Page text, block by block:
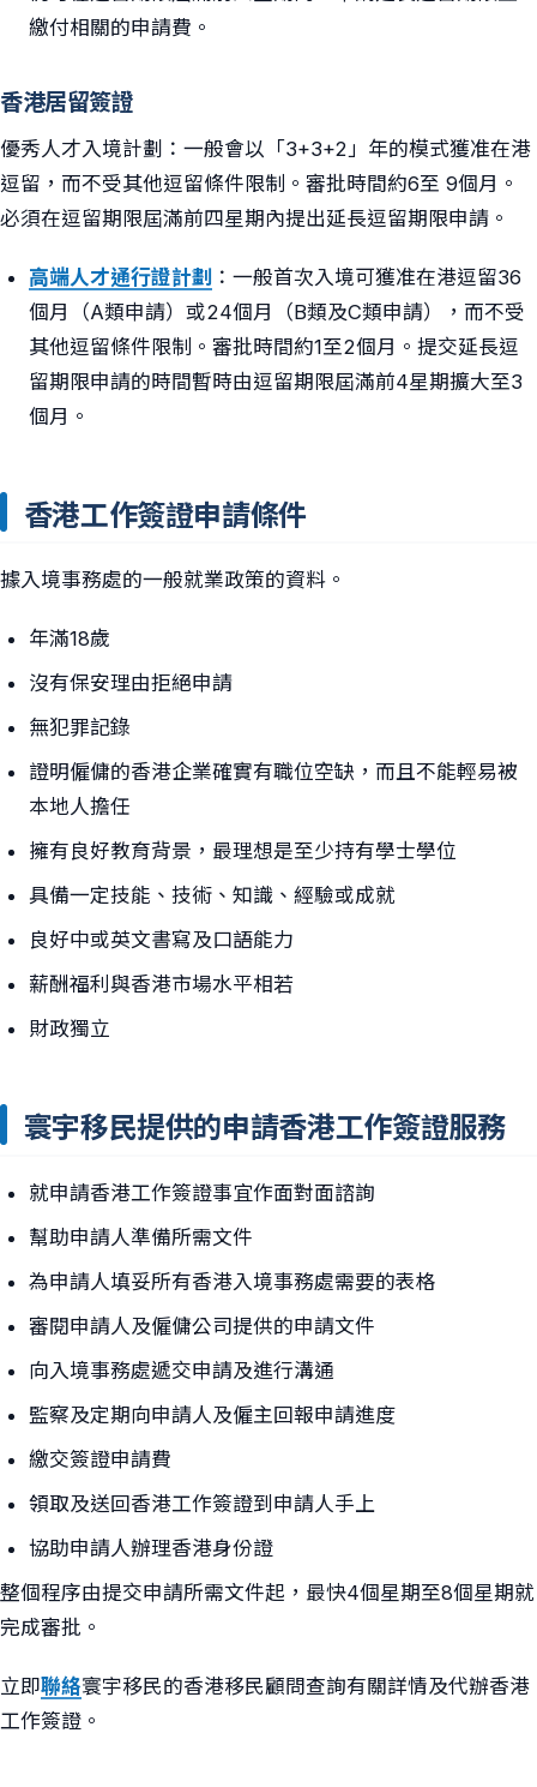
繳付相關的申請費。
香港居留簽證
優秀人才入境計劃：一般會以「3+3+2」年的模式獲准在港
逗留，而不受其他逗留條件限制。審批時間約6至 9個月。
必須在逗留期限屆滿前四星期內提出延長逗留期限申請。
高端人才通行證計劃 ：一般首次入境可獲准在港逗留36
個月（A類申請）或24個月（B類及C類申請），而不受
其他逗留條件限制。審批時間約1至2個月。提交延長逗
留期限申請的時間暫時由逗留期限屆滿前4星期擴大至3
個月。
香港工作簽證申請條件
據入境事務處的一般就業政策的資料。
年滿18歲
沒有保安理由拒絕申請
無犯罪記錄
證明僱傭的香港企業確實有職位空缺，而且不能輕易被
本地人擔任
擁有良好教育背景，最理想是至少持有學士學位
具備一定技能、技術、知識、經驗或成就
良好中或英文書寫及口語能力
薪酬福利與香港市場水平相若
財政獨立
寰宇移民提供的申請香港工作簽證服務
就申請香港工作簽證事宜作面對面諮詢
幫助申請人準備所需文件
為申請人填妥所有香港入境事務處需要的表格
審閱申請人及僱傭公司提供的申請文件
向入境事務處遞交申請及進行溝通
監察及定期向申請人及僱主回報申請進度
繳交簽證申請費
領取及送回香港工作簽證到申請人手上
協助申請人辦理香港身份證
整個程序由提交申請所需文件起，最快4個星期至8個星期就
完成審批。
立即聯絡寰宇移民的香港移民顧問查詢有關詳情及代辦香港
工作簽證。